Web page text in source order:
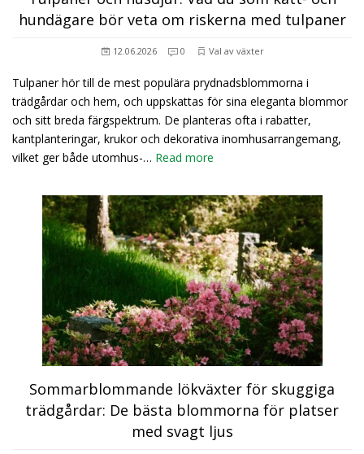
hundägare bör veta om riskerna med tulpaner
12.06.2026 0 Val av växter
Tulpaner hör till de mest populära prydnadsblommorna i
trädgårdar och hem, och uppskattas för sina eleganta blommor
och sitt breda färgspektrum. De planteras ofta i rabatter,
kantplanteringar, krukor och dekorativa inomhusarrangemang,
vilket ger både utomhus-… Read more
Sommarblommande lökväxter för skuggiga
trädgårdar: De bästa blommorna för platser
med svagt ljus